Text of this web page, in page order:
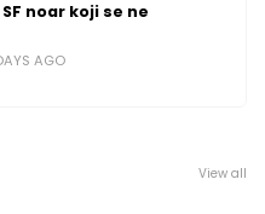
noar koji se ne
AGO
View all